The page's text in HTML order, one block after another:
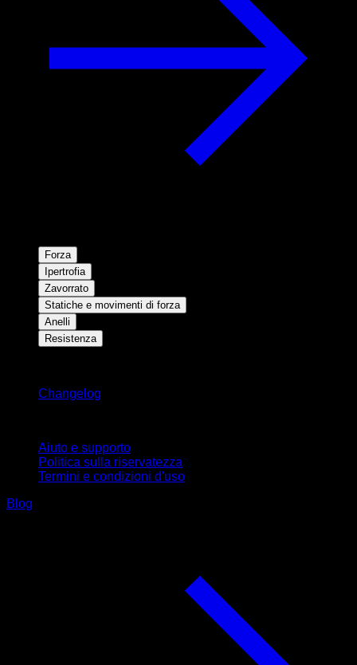
Forza
Ipertrofia
Zavorrato
Statiche e movimenti di forza
Anelli
Resistenza
Changelog
Aiuto e supporto
Politica sulla riservatezza
Termini e condizioni d'uso
Blog